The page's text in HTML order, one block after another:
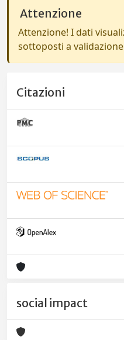
Attenzione
Attenzione! I dati
sottoposti a
Citazioni
social impact